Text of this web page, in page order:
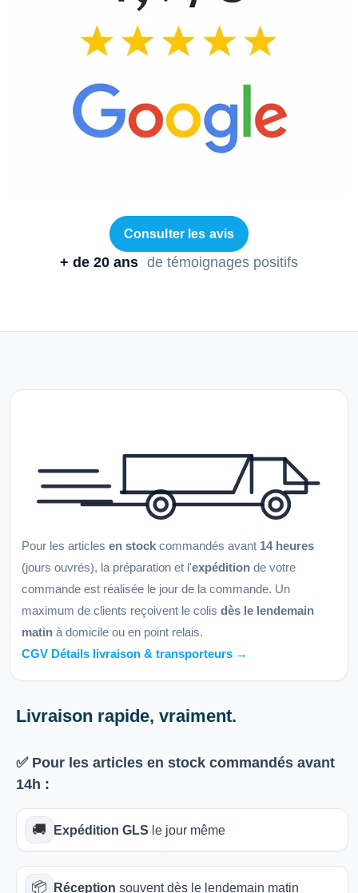
Consulter les avis
+ de 20 ans de témoignages positifs
Pour les articles en stock commandés avant 14 heures
(jours ouvrés), la préparation et l'expédition de votre
commande est réalisée le jour de la commande. Un
maximum de clients reçoivent le colis dès le lendemain
matin à domicile ou en point relais.
CGV Détails livraison & transporteurs →
Livraison rapide, vraiment.
✅ Pour les articles en stock commandés avant
14h :
🚚 Expédition GLS le jour même
📦 Réception souvent dès le lendemain matin